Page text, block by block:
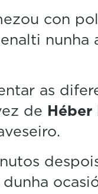
con
nunha
as
de Héber